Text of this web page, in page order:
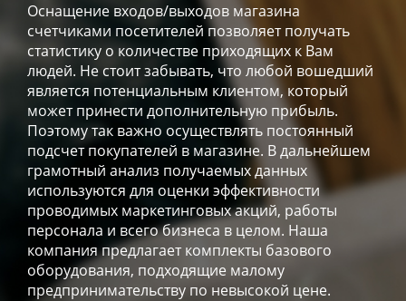
Оснащение входов/выходов магазина
счетчиками посетителей позволяет получать
статистику о количестве приходящих к Вам
людей. Не стоит забывать, что любой вошедший
является потенциальным клиентом, который
может принести дополнительную прибыль.
Поэтому так важно осуществлять постоянный
подсчет покупателей в магазине. В дальнейшем
грамотный анализ получаемых данных
используются для оценки эффективности
проводимых маркетинговых акций, работы
персонала и всего бизнеса в целом. Наша
компания предлагает комплекты базового
оборудования, подходящие малому
предпринимательству по невысокой цене.